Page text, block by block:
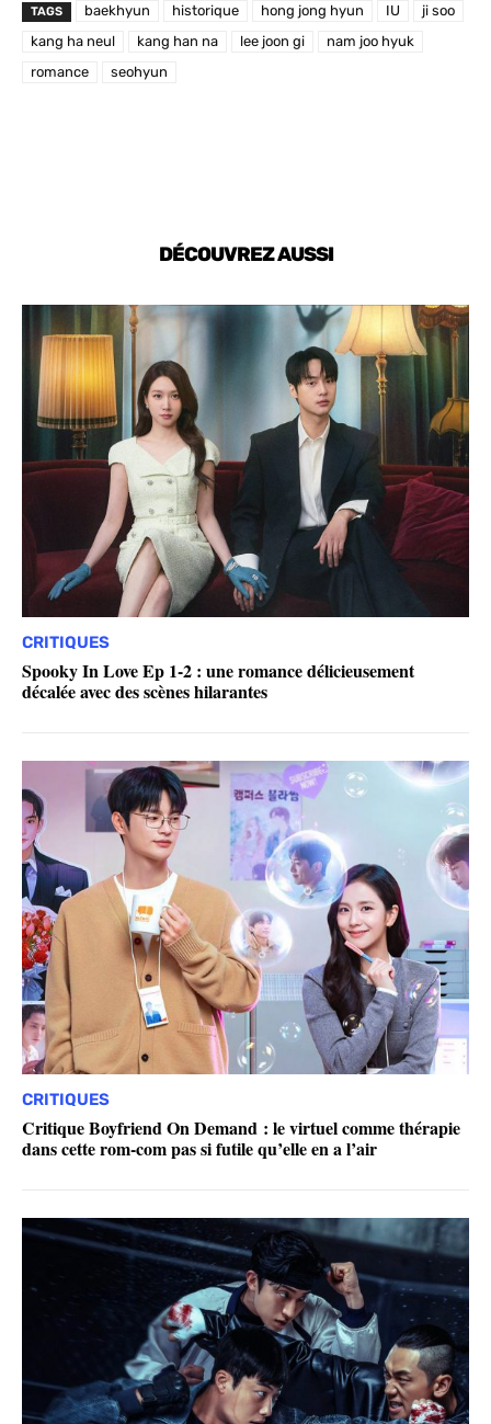
TAGS baekhyun historique hong jong hyun IU
ji soo
kang ha neul
kang han na lee joon gi
nam joo hyuk
romance
seohyun
DÉCOUVREZ AUSSI
CRITIQUES
Spooky In Love Ep 1-2 : une romance délicieusement
décalée avec des scènes hilarantes
CRITIQUES
Critique Boyfriend On Demand : le virtuel comme thérapie
dans cette rom-com pas si futile qu’elle en a l’air